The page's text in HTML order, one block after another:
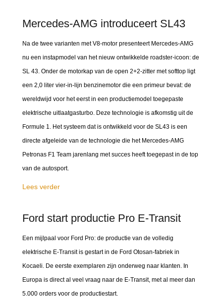
Mercedes-AMG introduceert SL43
Na de twee varianten met V8-motor presenteert Mercedes-AMG
nu een instapmodel van het nieuw ontwikkelde roadster-icoon: de
SL 43. Onder de motorkap van de open 2+2-zitter met softtop ligt
een 2,0 liter vier-in-lijn benzinemotor die een primeur bevat: de
wereldwijd voor het eerst in een productiemodel toegepaste
elektrische uitlaatgasturbo. Deze technologie is afkomstig uit de
Formule 1. Het systeem dat is ontwikkeld voor de SL43 is een
directe afgeleide van de technologie die het Mercedes-AMG
Petronas F1 Team jarenlang met succes heeft toegepast in de top
van de autosport.
Lees verder
Ford start productie Pro E-Transit
Een mijlpaal voor Ford Pro: de productie van de volledig
elektrische E-Transit is gestart in de Ford Otosan-fabriek in
Kocaeli. De eerste exemplaren zijn onderweg naar klanten. In
Europa is direct al veel vraag naar de E-Transit, met al meer dan
5.000 orders voor de productiestart.